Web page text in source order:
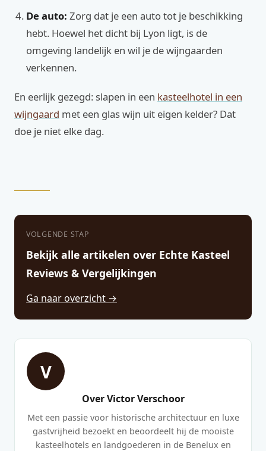
De auto: Zorg dat je een auto tot je beschikking
hebt. Hoewel het dicht bij Lyon ligt, is de
omgeving landelijk en wil je de wijngaarden
verkennen.
En eerlijk gezegd: slapen in een kasteelhotel in een
wijngaard met een glas wijn uit eigen kelder? Dat
doe je niet elke dag.
VOLGENDE STAP
Bekijk alle artikelen over Echte Kasteel
Reviews & Vergelijkingen
Ga naar overzicht →
V
Over Victor Verschoor
Met een passie voor historische architectuur en luxe
gastvrijheid bezoekt en beoordeelt hij de mooiste
kasteelhotels en landgoederen in de Benelux en